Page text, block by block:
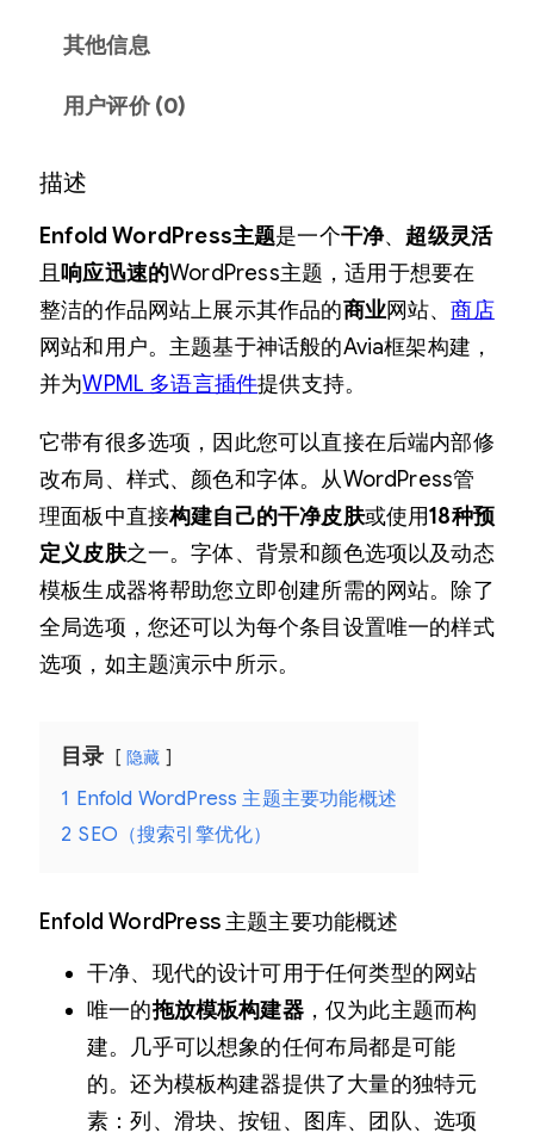
其他信息
用户评价 (0)
描述
Enfold WordPress主题是一个干净、 超级灵活
且响应迅速的WordPress主题，适用于想要在
整洁的作品网站上展示其作品的商业网站、商店
网站和用户。主题基于神话般的Avia框架构建，
并为WPML 多语言插件提供支持。
它带有很多选项，因此您可以直接在后端内部修
改布局、样式、颜色和字体。从WordPress管
理面板中直接构建自己的干净皮肤或使用18种预
定义皮肤之一。字体、背景和颜色选项以及动态
模板生成器将帮助您立即创建所需的网站。除了
全局选项，您还可以为每个条目设置唯一的样式
选项，如主题演示中所示。
目录 隐藏
1 Enfold WordPress 主题主要功能概述
2 SEO（搜索引擎优化）
Enfold WordPress 主题主要功能概述
干净、现代的设计可用于任何类型的网站
唯一的拖放模板构建器，仅为此主题而构
建。几乎可以想象的任何布局都是可能
的。还为模板构建器提供了大量的独特元
素：列、滑块、按钮、图库、团队、选项